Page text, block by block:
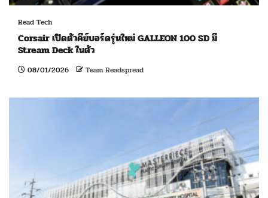
Read Tech
Corsair เปิดตัวคีย์บอร์ดรุ่นใหม่ GALLEON 100 SD มี
Stream Deck ในตัว
08/01/2026 Team Readspread